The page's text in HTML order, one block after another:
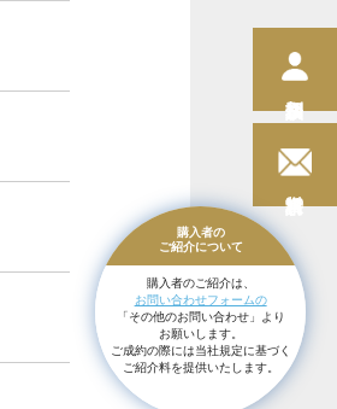
購入者の
ご紹介について
購入者のご紹介は、
お問い合わせフォームの
「その他のお問い合わせ」より
お願いします。
ご成約の際には当社規定に基づく
ご紹介料を提供いたします。